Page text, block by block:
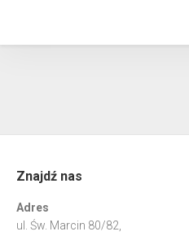
Znajdź nas
Adres
ul. Św. Marcin 80/82,